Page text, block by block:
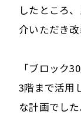
したところ
介いただき改
「ブロック
3階まで活用
な計画でし